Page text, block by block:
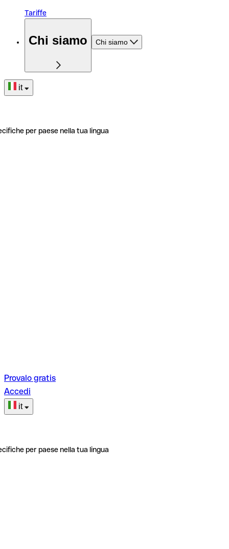
Tariffe
Chi siamo Chi siamo
it
per paese nella tua lingua
Provalo gratis
Accedi
it
per paese nella tua lingua